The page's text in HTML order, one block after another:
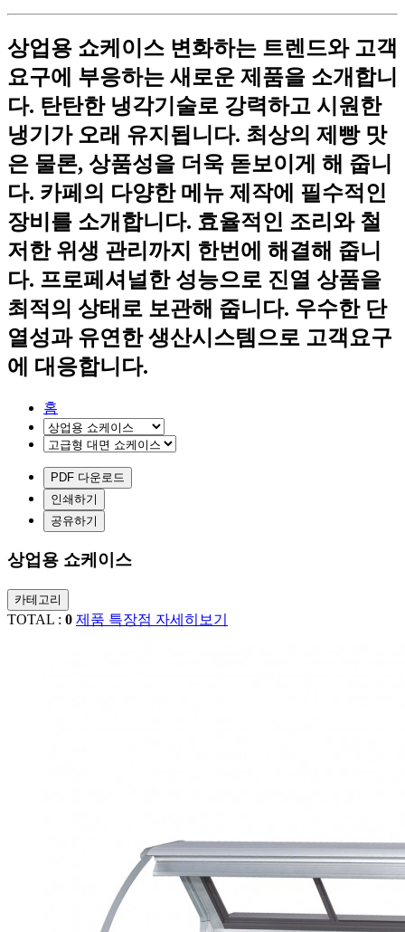
상업용 쇼케이스 변화하는 트렌드와 고객
요구에 부응하는 새로운 제품을 소개합니
다. 탄탄한 냉각기술로 강력하고 시원한
냉기가 오래 유지됩니다. 최상의 제빵 맛
은 물론, 상품성을 더욱 돋보이게 해 줍니
다. 카페의 다양한 메뉴 제작에 필수적인
장비를 소개합니다. 효율적인 조리와 철
저한 위생 관리까지 한번에 해결해 줍니
다. 프로페셔널한 성능으로 진열 상품을
최적의 상태로 보관해 줍니다. 우수한 단
열성과 유연한 생산시스템으로 고객요구
에 대응합니다.
홈
PDF 다운로드
인쇄하기
공유하기
상업용 쇼케이스
카테고리
TOTAL : 0 제품 특장점 자세히보기